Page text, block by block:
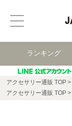
ランキング
アクセサリー通販 TOP
アクセサリー通販 TOP